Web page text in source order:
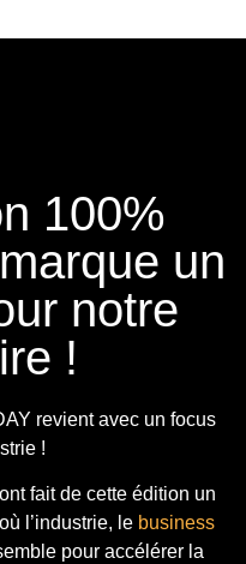
100%
un
notre
!
revient avec un focus
!
fait de cette édition un
l’industrie, le business
pour accélérer la